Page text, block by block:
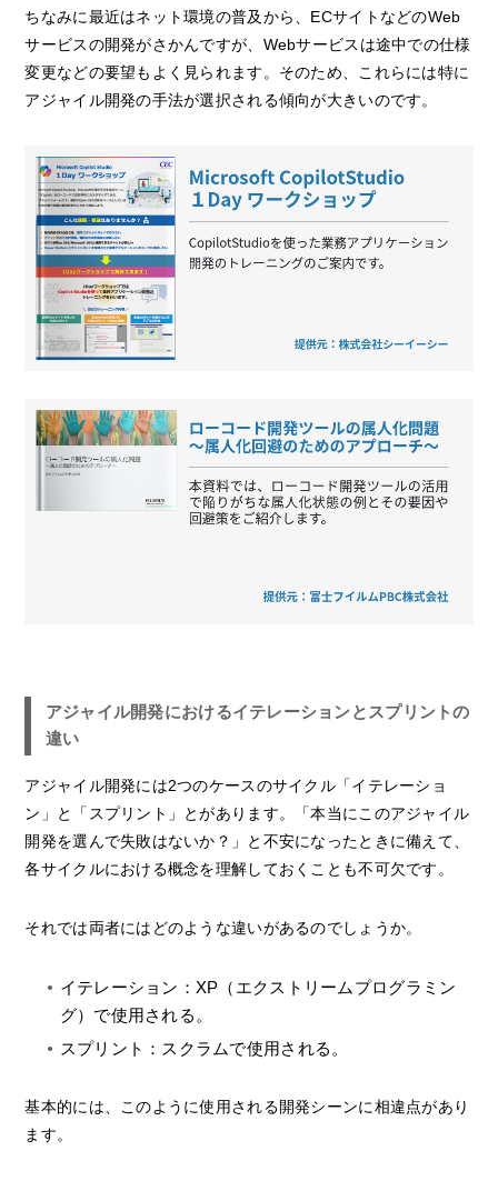
ちなみに最近はネット環境の普及から、ECサイトなどのWeb
サービスの開発がさかんですが、Webサービスは途中での仕様
変更などの要望もよく見られます。そのため、これらには特に
アジャイル開発の手法が選択される傾向が大きいのです。
アジャイル開発におけるイテレーションとスプリントの
違い
アジャイル開発には2つのケースのサイクル「イテレーショ
ン」と「スプリント」とがあります。「本当にこのアジャイル
開発を選んで失敗はないか？」と不安になったときに備えて、
各サイクルにおける概念を理解しておくことも不可欠です。
それでは両者にはどのような違いがあるのでしょうか。
イテレーション：XP（エクストリームプログラミン
グ）で使用される。
スプリント：スクラムで使用される。
基本的には、このように使用される開発シーンに相違点があり
ます。